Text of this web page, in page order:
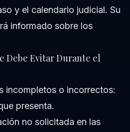
y el calendario judicial. Su
informado sobre los
Debe Evitar Durante el
incompletos o incorrectos:
presenta.
no solicitada en las